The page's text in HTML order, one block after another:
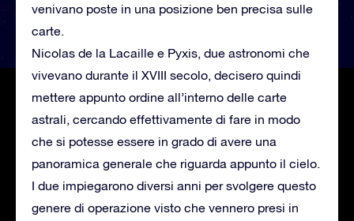
venivano poste in una posizione ben precisa sulle
carte.
Nicolas de la Lacaille e Pyxis, due astronomi che
vivevano durante il XVIII secolo, decisero quindi
mettere appunto ordine all’interno delle carte
astrali, cercando effettivamente di fare in modo
che si potesse essere in grado di avere una
panoramica generale che riguarda appunto il cielo.
I due impiegarono diversi anni per svolgere questo
genere di operazione visto che vennero presi in